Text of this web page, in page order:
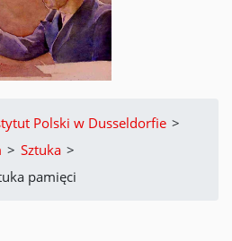
Polski w Dusseldorfie >
> Sztuka >
pamięci